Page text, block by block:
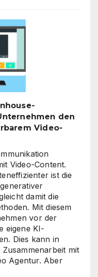
Mittelstand:
jetzt
der
richtige
Zeitpunkt
eine
unternehmensweite
KI-
ist
den
Video-
Video-Content.
ist die
damit die
Mit diesem
vor der
eigene KI-
Dies kann in
mit
Agentur. Aber